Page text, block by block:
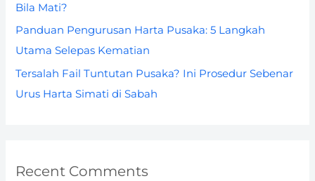
:Bila Mati?
Panduan Pengurusan Harta Pusaka: 5 Langkah
Utama Selepas Kematian
Tersalah Fail Tuntutan Pusaka? Ini Prosedur Sebenar
Urus Harta Simati di Sabah
Recent Comments